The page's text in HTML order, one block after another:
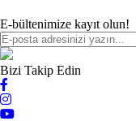
E-bültenimize kayıt olun!
Bizi Takip Edin